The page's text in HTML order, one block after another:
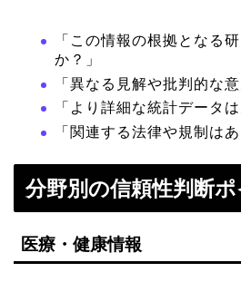
「この情報の根拠となる
か？」
「異なる見解や批判的な
「より詳細な統計データ
「関連する法律や規制は
分野別の信頼性判断ポ
医療・健康情報